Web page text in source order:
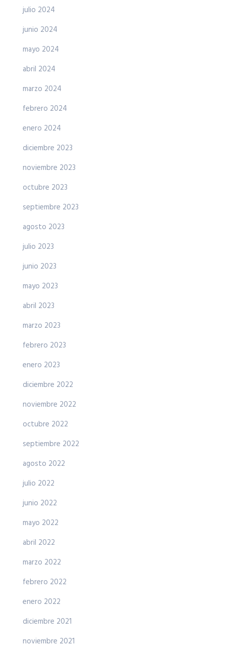
julio 2024
junio 2024
mayo 2024
abril 2024
marzo 2024
febrero 2024
enero 2024
diciembre 2023
noviembre 2023
octubre 2023
septiembre 2023
agosto 2023
julio 2023
junio 2023
mayo 2023
abril 2023
marzo 2023
febrero 2023
enero 2023
diciembre 2022
noviembre 2022
octubre 2022
septiembre 2022
agosto 2022
julio 2022
junio 2022
mayo 2022
abril 2022
marzo 2022
febrero 2022
enero 2022
diciembre 2021
noviembre 2021